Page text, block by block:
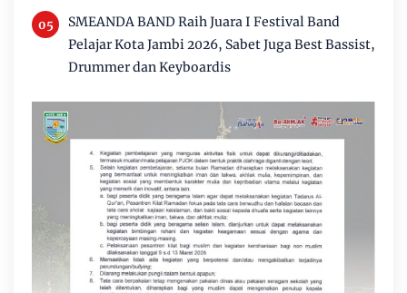
SMEANDA BAND Raih Juara I Festival Band
Pelajar Kota Jambi 2026, Sabet Juga Best Bassist,
Drummer dan Keyboardis